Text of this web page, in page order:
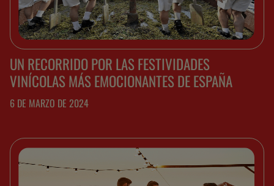
UN RECORRIDO POR LAS FESTIVIDADES
VINÍCOLAS MÁS EMOCIONANTES DE ESPAÑA
6 DE MARZO DE 2024